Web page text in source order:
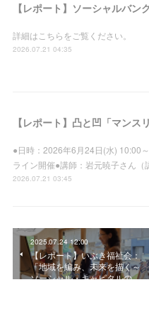
詳細はこちらをご覧ください。
2026.07.21 04:35
●日時：2026年6月24日(水) 10:00
ライン開催●講師：岩元暁子さん（
2026.07.21 03:45
2025.07.24 12:00
【レポート】いぶき福祉会：
「地域を編み、未来を描く～
ソーシャル・キャピタルの…